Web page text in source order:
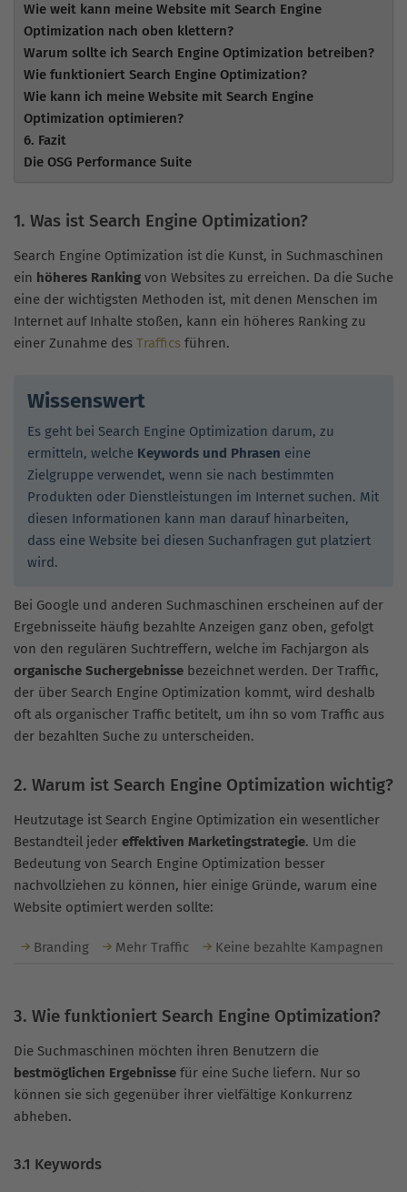
Wie weit kann meine Website mit Search Engine
Optimization nach oben klettern?
Warum sollte ich Search Engine Optimization betreiben?
Wie funktioniert Search Engine Optimization?
Wie kann ich meine Website mit Search Engine
Optimization optimieren?
6. Fazit
Die OSG Performance Suite
1. Was ist Search Engine Optimization?
Search Engine Optimization ist die Kunst, in Suchmaschinen
ein höheres Ranking von Websites zu erreichen. Da die Suche
eine der wichtigsten Methoden ist, mit denen Menschen im
Internet auf Inhalte stoßen, kann ein höheres Ranking zu
einer Zunahme des Traffics führen.
Wissenswert
Es geht bei Search Engine Optimization darum, zu
ermitteln, welche Keywords und Phrasen eine
Zielgruppe verwendet, wenn sie nach bestimmten
Produkten oder Dienstleistungen im Internet suchen. Mit
diesen Informationen kann man darauf hinarbeiten,
dass eine Website bei diesen Suchanfragen gut platziert
wird.
Bei Google und anderen Suchmaschinen erscheinen auf der
Ergebnisseite häufig bezahlte Anzeigen ganz oben, gefolgt
von den regulären Suchtreffern, welche im Fachjargon als
organische Suchergebnisse bezeichnet werden. Der Traffic,
der über Search Engine Optimization kommt, wird deshalb
oft als organischer Traffic betitelt, um ihn so vom Traffic aus
der bezahlten Suche zu unterscheiden.
2. Warum ist Search Engine Optimization wichtig?
Heutzutage ist Search Engine Optimization ein wesentlicher
Bestandteil jeder effektiven Marketingstrategie. Um die
Bedeutung von Search Engine Optimization besser
nachvollziehen zu können, hier einige Gründe, warum eine
Website optimiert werden sollte:
Branding Mehr Traffic Keine bezahlte Kampagnen
3. Wie funktioniert Search Engine Optimization?
Die Suchmaschinen möchten ihren Benutzern die
bestmöglichen Ergebnisse für eine Suche liefern. Nur so
können sie sich gegenüber ihrer vielfältige Konkurrenz
abheben.
3.1 Keywords